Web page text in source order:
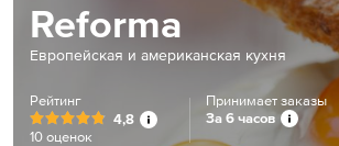
Reforma
Европейская и американская кухня
Рейтинг
4,8
10 оценок
Принимает заказы
За 6 часов